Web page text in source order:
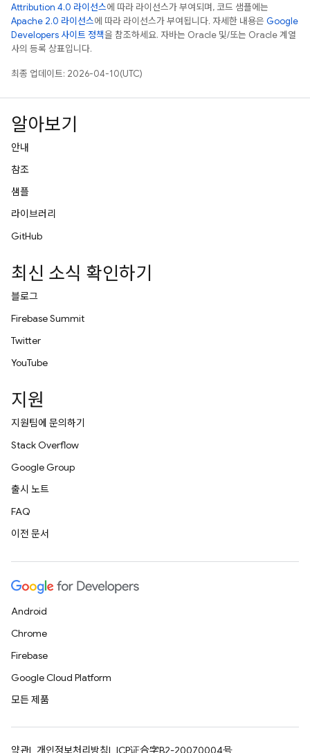
Attribution 4.0 라이선스에 따라 라이선스가 부여되며, 코드 샘플에는
Apache 2.0 라이선스에 따라 라이선스가 부여됩니다. 자세한 내용은 Google
Developers 사이트 정책을 참조하세요. 자바는 Oracle 및/또는 Oracle 계열
사의 등록 상표입니다.
최종 업데이트: 2026-04-10(UTC)
알아보기
안내
참조
샘플
라이브러리
GitHub
최신 소식 확인하기
블로그
Firebase Summit
Twitter
YouTube
지원
지원팀에 문의하기
Stack Overflow
Google Group
출시 노트
FAQ
이전 문서
Android
Chrome
Firebase
Google Cloud Platform
모든 제품
약관 개인정보처리방침 ICP证合字B2-20070004号